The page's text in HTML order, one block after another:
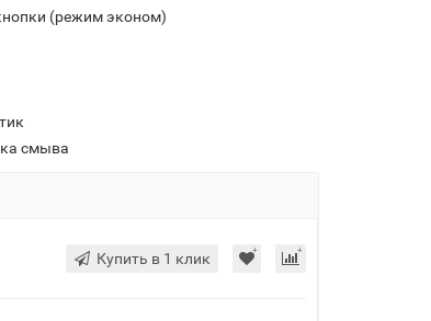
(режим эконом)
смыва
Купить в 1 клик